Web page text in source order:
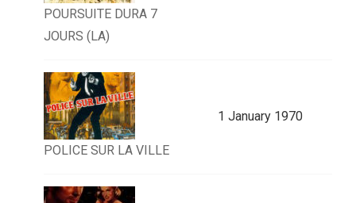
POURSUITE DURA 7
JOURS (LA)
POLICE SUR LA VILLE
1 January 1970